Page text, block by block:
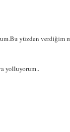
yüzden verdiğim
yolluyorum..